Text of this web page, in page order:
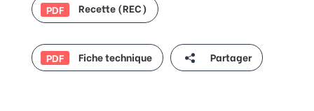
PDF Recette (REC)
PDF Fiche technique Partager